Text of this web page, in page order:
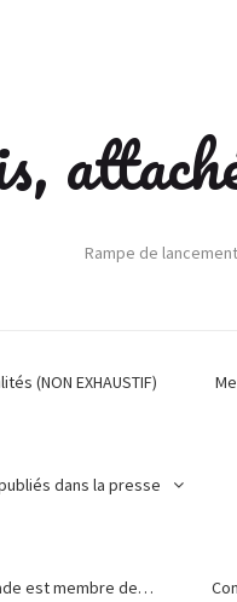
Rampe de
(NON EXHAUSTIF)
dans la presse
est membre de…